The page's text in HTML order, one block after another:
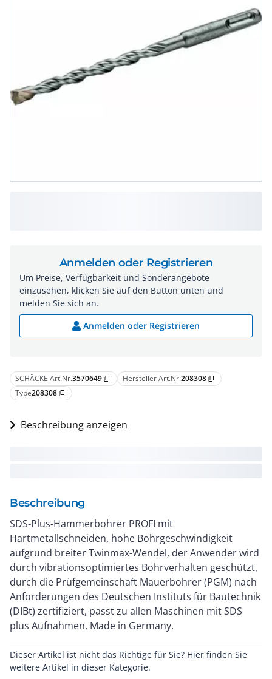
SCHÄCKE Art.Nr.3570649 content_copy Hersteller Art.Nr.208308 content_copy
Type208308 content_copy
Beschreibung anzeigen
Beschreibung
SDS-Plus-Hammerbohrer PROFI mit
Hartmetallschneiden, hohe Bohrgeschwindigkeit
aufgrund breiter Twinmax-Wendel, der Anwender wird
durch vibrationsoptimiertes Bohrverhalten geschützt,
durch die Prüfgemeinschaft Mauerbohrer (PGM) nach
Anforderungen des Deutschen Instituts für Bautechnik
(DIBt) zertifiziert, passt zu allen Maschinen mit SDS
plus Aufnahmen, Made in Germany.
Dieser Artikel ist nicht das Richtige für Sie? Hier finden Sie
weitere Artikel in dieser Kategorie.
Anmelden oder Registrieren
Um Preise, Verfügbarkeit und Sonderangebote
einzusehen, klicken Sie auf den Button unten und
melden Sie sich an.
Anmelden oder Registrieren